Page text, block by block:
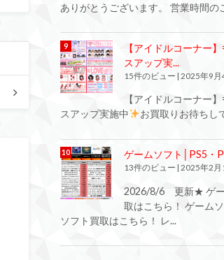
ありがとうございます。 営業時間の
【アイドルコーナー
スアップ実...
15件のビュー | 2025年9月
【アイドルコーナー
スアップ実施中
お買取りお待ちし
ゲームソフト│PS5・
13件のビュー 2025年2月
2026/8/6 更新★ ゲー
取はこちら！ ゲーム
ソフト買取はこちら！ レ...